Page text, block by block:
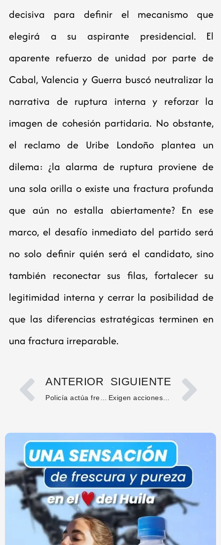
decisiva para definir el mecanismo que
elegirá a su aspirante presidencial. El
aparente refuerzo de unidad por parte de
Cabal, Valencia y Guerra buscó neutralizar la
narrativa de ruptura interna y reforzar la
imagen de cohesión partidaria. No obstante,
el reclamo de Uribe Londoño plantea un
dilema: ¿la alarma de ruptura proviene de
una sola orilla o existe una fractura profunda
que aún no estalla abiertamente? En ese
marco, el desafío inmediato del partido será
no solo definir quién será el candidato, sino
también reconectar sus filas, fortalecer su
legitimidad interna y cerrar la posibilidad de
que las diferencias estratégicas terminen en
una fractura irreparable.
ANTERIOR SIGUIENTE